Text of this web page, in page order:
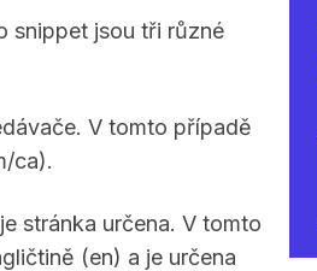
snippet jsou tři různé
V tomto případě
ca).
stránka určena. V tomto
(en) a je určena